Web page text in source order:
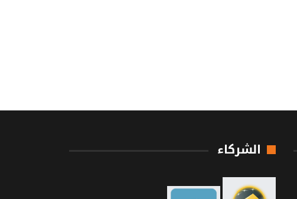
الشركاء